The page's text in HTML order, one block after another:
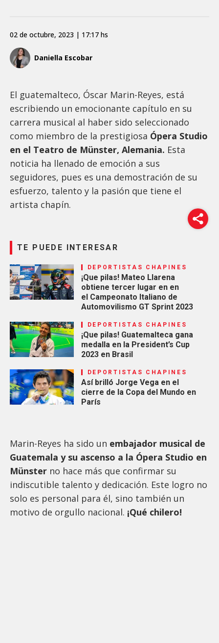
Daniella Escobar
02 de octubre, 2023 | 17:17 hs
El guatemalteco, Óscar Marin-Reyes, está
escribiendo un emocionante capítulo en su
carrera musical al haber sido seleccionado
como miembro de la prestigiosa Ópera Studio
en el Teatro de Münster, Alemania. Esta
noticia ha llenado de emoción a sus
seguidores, pues es una demostración de su
esfuerzo, talento y la pasión que tiene el
artista chapín.
TE PUEDE INTERESAR
DEPORTISTAS CHAPINES
¡Que pilas! Mateo Llarena
obtiene tercer lugar en en
el Campeonato Italiano de
Automovilismo GT Sprint 2023
DEPORTISTAS CHAPINES
¡Que pilas! Guatemalteca gana
medalla en la President’s Cup
2023 en Brasil
DEPORTISTAS CHAPINES
Así brilló Jorge Vega en el
cierre de la Copa del Mundo en
París
Marin-Reyes ha sido un embajador musical de
Guatemala y su ascenso a la Ópera Studio en
Münster no hace más que confirmar su
indiscutible talento y dedicación. Este logro no
solo es personal para él, sino también un
motivo de orgullo nacional. ¡Qué chilero!